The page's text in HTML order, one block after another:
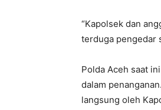
“Kapolsek dan
terduga pengedar
Polda Aceh saat
dalam
langsung oleh